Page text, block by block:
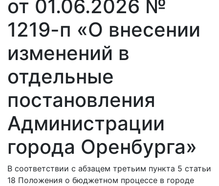
от 01.06.2026 №
1219-п «О внесении
изменений в
отдельные
постановления
Администрации
города Оренбурга»
В соответствии с абзацем третьим пункта 5 статьи
18 Положения о бюджетном процессе в городе